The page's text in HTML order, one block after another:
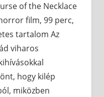
of the Necklace
film, 99 perc,
tartalom Az
viharos
hogy kilép
miközben